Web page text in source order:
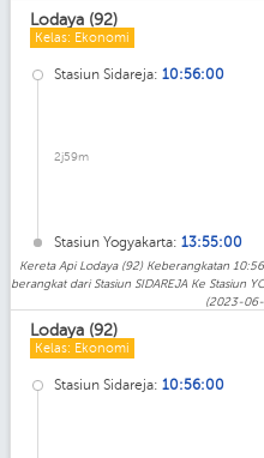
Lodaya (92)
Kelas: Ekonomi
Stasiun Sidareja: 10:56:00
2j59m
Stasiun Yogyakarta: 13:55:00
Kereta Api Lodaya (92) Keberangkatan
berangkat dari Stasiun SIDAREJA Ke Stasiun
(2023-
Lodaya (92)
Kelas: Ekonomi
Stasiun Sidareja: 10:56:00